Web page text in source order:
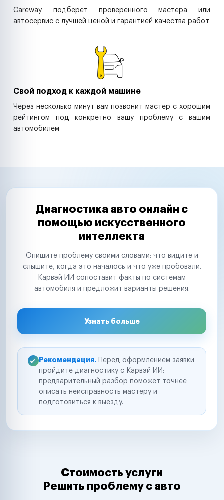
Careway подберет проверенного мастера или
автосервис с лучшей ценой и гарантией качества работ
Свой подход к каждой машине
Через несколько минут вам позвонит мастер с хорошим
рейтингом под конкретно вашу проблему с вашим
автомобилем
Диагностика авто онлайн с
помощью искусственного
интеллекта
Опишите проблему своими словами: что видите и
слышите, когда это началось и что уже пробовали.
Карвэй ИИ сопоставит факты по системам
автомобиля и предложит варианты решения.
Узнать больше
Рекомендация. Перед оформлением заявки
пройдите диагностику с Карвэй ИИ:
предварительный разбор поможет точнее
описать неисправность мастеру и
подготовиться к выезду.
Стоимость услуги
Решить проблему с авто